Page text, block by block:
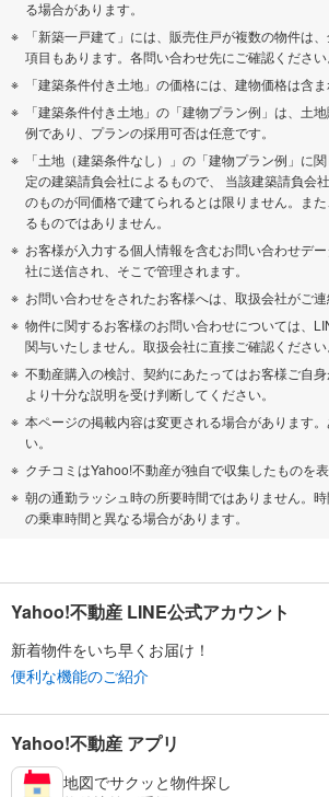
る場合があります。
「新築一戸建て」には、販売住戸が複数の物件は
項目もあります。各問い合わせ先にご確認ください
「建築条件付き土地」の価格には、建物価格は含ま
「建築条件付き土地」の「建物プラン例」は、土
例であり、プランの採用可否は任意です。
「土地（建築条件なし）」の「建物プラン例」に
定の建築請負会社によるもので、 当該建築請負会
のものが同価格で建てられるとは限りません。ま
るものではありません。
お客様が入力する個人情報を含むお問い合わせデ
社に送信され、そこで管理されます。
お問い合わせをされたお客様へは、取扱会社がご連
物件に関するお客様のお問い合わせについては、
関与いたしません。取扱会社に直接ご確認ください
不動産購入の検討、契約にあたってはお客様ご自
より十分な説明を受け判断してください。
本ページの掲載内容は変更される場合があります
い。
クチコミはYahoo!不動産が独自で収集したものを表
朝の通勤ラッシュ時の所要時間ではありません。
の乗車時間と異なる場合があります。
Yahoo!不動産 LINE公式アカウント
新着物件をいち早くお届け！
便利な機能のご紹介
Yahoo!不動産 アプリ
地図でサクッと物件探し